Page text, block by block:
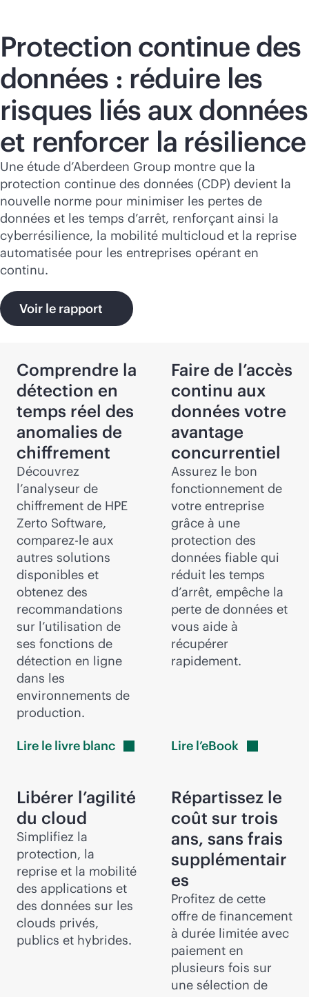
Protection continue des
données : réduire les
risques liés aux données
et renforcer la résilience
Une étude d’Aberdeen Group montre que la
protection continue des données (CDP) devient la
nouvelle norme pour minimiser les pertes de
données et les temps d’arrêt, renforçant ainsi la
cyberrésilience, la mobilité multicloud et la reprise
automatisée pour les entreprises opérant en
continu.
Voir le rapport
Comprendre la
détection en
temps réel des
anomalies de
chiffrement
Découvrez
l’analyseur de
chiffrement de HPE
Zerto Software,
comparez-le aux
autres solutions
disponibles et
obtenez des
recommandations
sur l’utilisation de
ses fonctions de
détection en ligne
dans les
environnements de
production.
Lire le livre blanc
Faire de l’accès
continu aux
données votre
avantage
concurrentiel
Assurez le bon
fonctionnement de
votre entreprise
grâce à une
protection des
données fiable qui
réduit les temps
d’arrêt, empêche la
perte de données et
vous aide à
récupérer
rapidement.
Lire l’eBook
Libérer l’agilité
du cloud
Simplifiez la
protection, la
reprise et la mobilité
des applications et
des données sur les
clouds privés,
publics et hybrides.
Répartissez le
coût sur trois
ans, sans frais
supplémentair
es
Profitez de cette
offre de financement
à durée limitée avec
paiement en
plusieurs fois sur
une sélection de